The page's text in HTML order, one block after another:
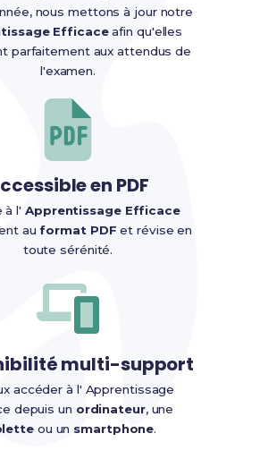
nous mettons à jour notre
Efficaceafin qu'elles
parfaitement aux attendus de
l'examen.
en PDF
à l' Apprentissage Efficace
auformat PDF et révise en
toute sérénité.
multi-support
accéder à l' Apprentissage
depuis un ordinateur, une
ou un smartphone.